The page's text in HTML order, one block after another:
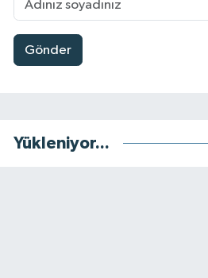
Gönder
Yükleniyor...